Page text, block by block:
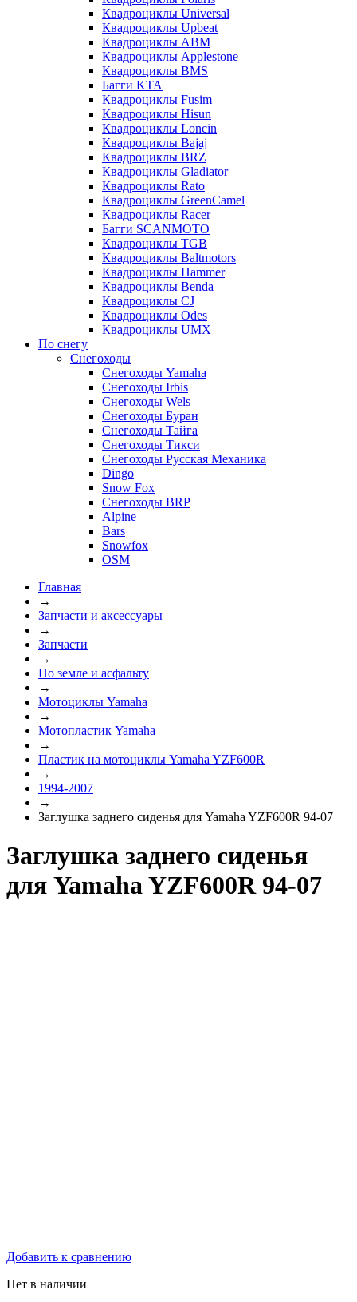
Квадроциклы Universal
Квадроциклы Upbeat
Квадроциклы ABM
Квадроциклы Applestone
Квадроциклы BMS
Багги KTA
Квадроциклы Fusim
Квадроциклы Hisun
Квадроциклы Loncin
Квадроциклы Bajaj
Квадроциклы BRZ
Квадроциклы Gladiator
Квадроциклы Rato
Квадроциклы GreenCamel
Квадроциклы Racer
Багги SCANMOTO
Квадроциклы TGB
Квадроциклы Baltmotors
Квадроциклы Hammer
Квадроциклы Benda
Квадроциклы CJ
Квадроциклы Odes
Квадроциклы UMX
По снегу
Снегоходы
Снегоходы Yamaha
Снегоходы Irbis
Снегоходы Wels
Снегоходы Буран
Снегоходы Тайга
Снегоходы Тикси
Снегоходы Русская Механика
Dingo
Snow Fox
Снегоходы BRP
Alpine
Bars
Snowfox
OSM
Главная
→
Запчасти и аксессуары
→
Запчасти
→
По земле и асфальту
→
Мотоциклы Yamaha
→
Мотопластик Yamaha
→
Пластик на мотоциклы Yamaha YZF600R
→
1994-2007
→
Заглушка заднего сиденья для Yamaha YZF600R 94-07
Заглушка заднего сиденья
для Yamaha YZF600R 94-07
Добавить к сравнению
Нет в наличии